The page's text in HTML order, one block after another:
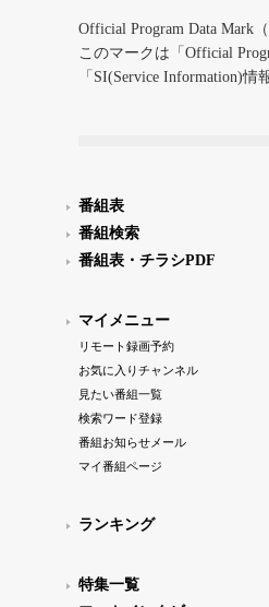
Official Program Data Mark
このマークは「Official
「SI(Service Information)
番組表
番組検索
番組表・チラシPDF
マイメニュー
リモート録画予約
お気に入りチャンネル
見たい番組一覧
検索ワード登録
番組お知らせメール
マイ番組ページ
ランキング
特集一覧